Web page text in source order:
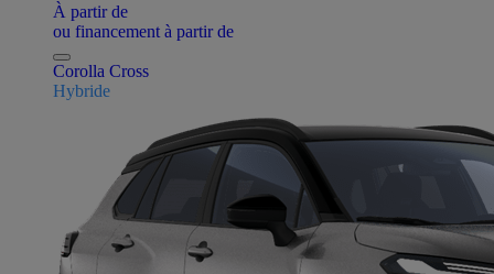
À partir de
ou financement à partir de
Corolla Cross
Hybride